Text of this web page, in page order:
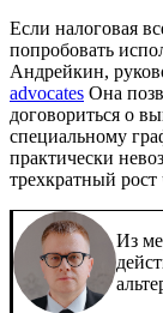
Если налоговая
попробовать
Андрейкин,
advocates Она
договориться о
специальному
практически
трехкратный
Из